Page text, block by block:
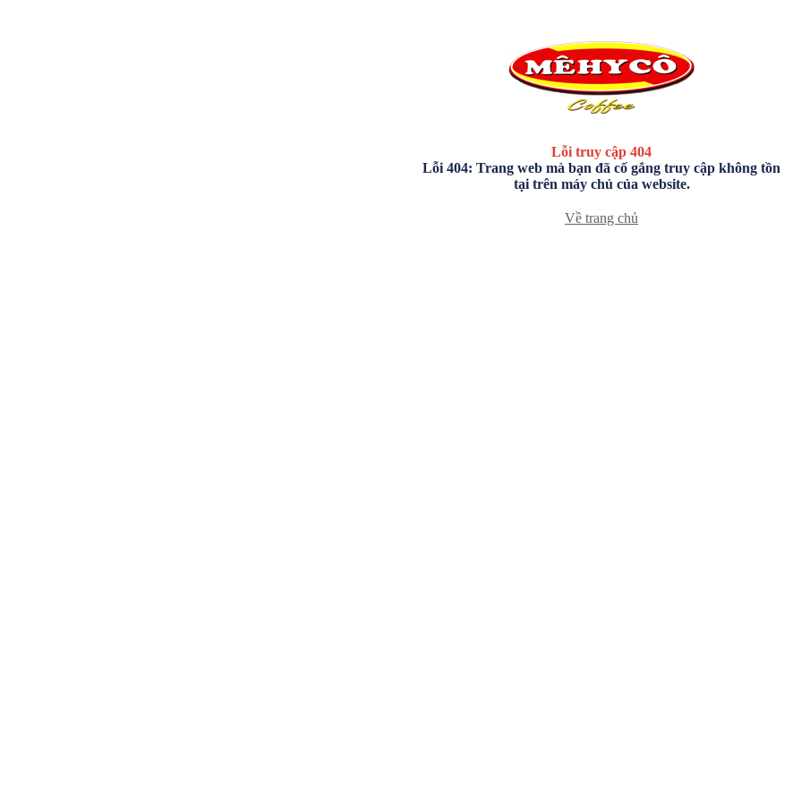
Lỗi truy cập 404
Lỗi 404: Trang web mà bạn đã cố gắng truy cập không tồn
tại trên máy chủ của website.
Về trang chủ